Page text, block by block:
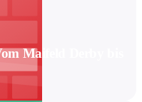
Maifeld Derby bis